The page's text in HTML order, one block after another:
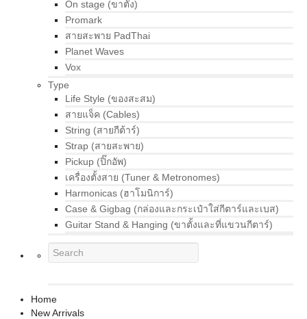
On stage (ขาตั้ง)
Promark
สายสะพาย PadThai
Planet Waves
Vox
Type
Life Style (ของสะสม)
สายแจ็ค (Cables)
String (สายกีต้าร์)
Strap (สายสะพาย)
Pickup (ปิ๊กอัพ)
เครื่องตั้งสาย (Tuner & Metronomes)
Harmonicas (ฮาโมนิการ์)
Case & Gigbag (กล่องและกระเป๋าใส่กีตาร์และเบส)
Guitar Stand & Hanging (ขาตั้งและที่แขวนกีตาร์)
Home
New Arrivals